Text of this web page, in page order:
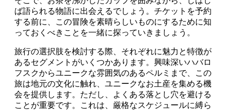
ば語られる物語に出会えるでしょう。チケットを予約
する前に、この冒険を素晴らしいものにするために知
っておくべきことを一緒に探っていきましょう。
旅行の選択肢を検討する際、それぞれに魅力と特徴が
あるセグメントがいくつかあります。興味深いハバロ
フスクからユニークな雰囲気のあるペルミまで、この
旅は地元の文化に触れ、ユニークなお土産を集める機
会を提供します。ただし、よくある落とし穴を避ける
ことが重要です。これは、厳格なスケジュールに縛ら